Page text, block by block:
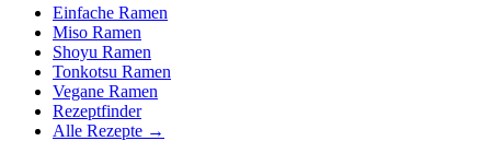
Einfache Ramen
Miso Ramen
Shoyu Ramen
Tonkotsu Ramen
Vegane Ramen
Rezeptfinder
Alle Rezepte →